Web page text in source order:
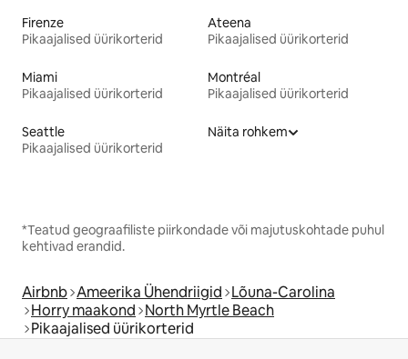
Firenze
Pikaajalised üürikorterid
Ateena
Pikaajalised üürikorterid
Miami
Pikaajalised üürikorterid
Montréal
Pikaajalised üürikorterid
Seattle
Pikaajalised üürikorterid
Näita rohkem
*Teatud geograafiliste piirkondade või majutuskohtade puhul
kehtivad erandid.
Airbnb Ameerika Ühendriigid Lõuna-Carolina
Horry maakond North Myrtle Beach
Pikaajalised üürikorterid